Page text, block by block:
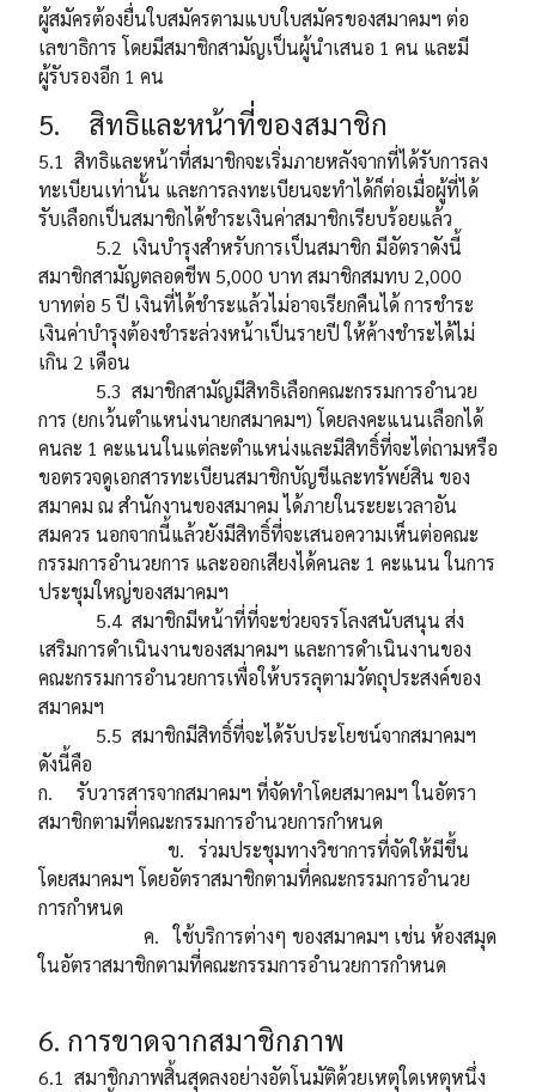
ผู้สมัครต้องยื่นใบสมัครตามแบบใบสมัครของสมาคมฯ ต่อ
เลขาธิการ โดยมีสมาชิกสามัญเป็นผู้นำเสนอ 1 คน และมี
ผู้รับรองอีก 1 คน
5. สิทธิและหน้าที่ของสมาชิก
5.1 สิทธิและหน้าที่สมาชิกจะเริ่มภายหลังจากที่ได้รับการลง
ทะเบียนเท่านั้น และการลงทะเบียนจะทำได้ก็ต่อเมื่อผู้ที่ได้
รับเลือกเป็นสมาชิกได้ชำระเงินค่าสมาชิกเรียบร้อยแล้ว
5.2 เงินบำรุงสำหรับการเป็นสมาชิก มีอัตราดังนี้
สมาชิกสามัญตลอดชีพ 5,000 บาท สมาชิกสมทบ 2,000
บาทต่อ 5 ปี เงินที่ได้ชำระแล้วไม่อาจเรียกคืนได้ การชำระ
เงินค่าบำรุงต้องชำระล่วงหน้าเป็นรายปี ให้ค้างชำระได้ไม่
เกิน 2 เดือน
5.3 สมาชิกสามัญมีสิทธิเลือกคณะกรรมการอำนวย
การ (ยกเว้นตำแหน่งนายกสมาคมฯ) โดยลงคะแนนเลือกได้
คนละ 1 คะแนนในแต่ละตำแหน่งและมีสิทธิ์ที่จะไต่ถามหรือ
ขอตรวจดูเอกสารทะเบียนสมาชิกบัญชีและทรัพย์สิน ของ
สมาคม ณ สำนักงานของสมาคม ได้ภายในระยะเวลาอัน
สมควร นอกจากนี้แล้วยังมีสิทธิ์ที่จะเสนอความเห็นต่อคณะ
กรรมการอำนวยการ และออกเสียงได้คนละ 1 คะแนน ในการ
ประชุมใหญ่ของสมาคมฯ
5.4 สมาชิกมีหน้าที่ที่จะช่วยจรรโลงสนับสนุน ส่ง
เสริมการดำเนินงานของสมาคมฯ และการดำเนินงานของ
คณะกรรมการอำนวยการเพื่อให้บรรลุตามวัตถุประสงค์ของ
สมาคมฯ
5.5 สมาชิกมีสิทธิ์ที่จะได้รับประโยชน์จากสมาคมฯ
ดังนี้คือ
ก. รับวารสารจากสมาคมฯ ที่จัดทำโดยสมาคมฯ ในอัตรา
สมาชิกตามที่คณะกรรมการอำนวยการกำหนด
ข. ร่วมประชุมทางวิชาการที่จัดให้มีขึ้น
โดยสมาคมฯ โดยอัตราสมาชิกตามที่คณะกรรมการอำนวย
การกำหนด
ค. ใช้บริการต่างๆ ของสมาคมฯ เช่น ห้องสมุด
ในอัตราสมาชิกตามที่คณะกรรมการอำนวยการกำหนด
6. การขาดจากสมาชิกภาพ
6.1 สมาชิกภาพสิ้นสุดลงอย่างอัตโนมัติด้วยเหตุใดเหตุหนึ่ง